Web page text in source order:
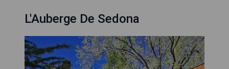
L'Auberge De Sedona